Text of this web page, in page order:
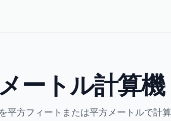
ートル計算機
平方フィートまたは平方メートルで計算